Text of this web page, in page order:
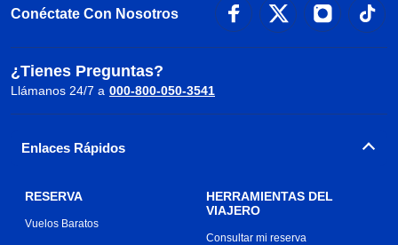
Conéctate Con Nosotros
¿Tienes Preguntas?
Llámanos 24/7 a 000-800-050-3541
Enlaces Rápidos
RESERVA
Vuelos Baratos
HERRAMIENTAS DEL
VIAJERO
Consultar mi reserva